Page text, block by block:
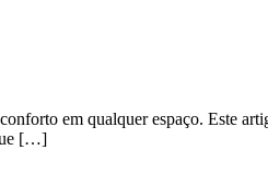
em qualquer espaço. Este
[…]